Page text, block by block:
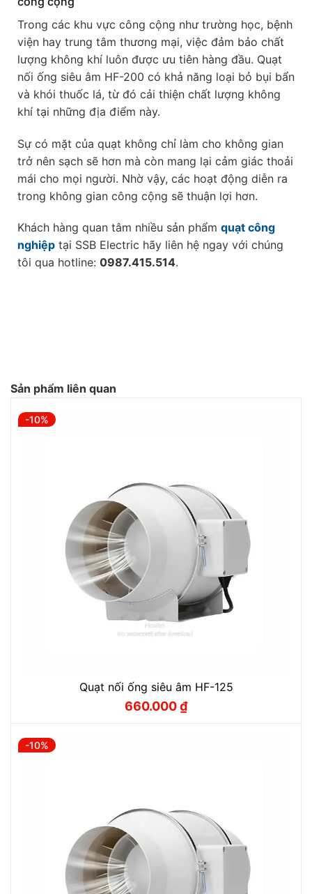
Trong các khu vực công cộng như trường học, bệnh
viện hay trung tâm thương mại, việc đảm bảo chất
lượng không khí luôn được ưu tiên hàng đầu. Quạt
nối ống siêu âm HF-200 có khả năng loại bỏ bụi bẩn
và khói thuốc lá, từ đó cải thiện chất lượng không
khí tại những địa điểm này.
Sự có mặt của quạt không chỉ làm cho không gian
trở nên sạch sẽ hơn mà còn mang lại cảm giác thoải
mái cho mọi người. Nhờ vậy, các hoạt động diễn ra
trong không gian công cộng sẽ thuận lợi hơn.
Khách hàng quan tâm nhiều sản phẩm quạt công
nghiệp tại SSB Electric hãy liên hệ ngay với chúng
tôi qua hotline: 0987.415.514.
Sản phẩm liên quan
-10%
Quạt nối ống siêu âm HF-125
Giá
660.000₫
Giá
-10%